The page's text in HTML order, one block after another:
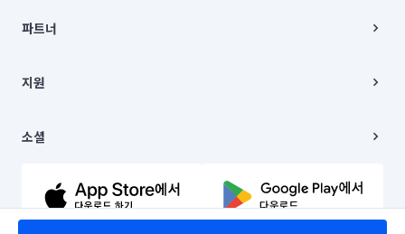
주소 | 본사: 서울특별시 종로구 율곡로 6(중학동, 트윈트리빌딩) B동 5층
컨택센터 : 서울특별시 종로구 수송동 율곡로 24, 7층, 8층 미소
상품, 상품정보, 거래에 관한 의무와 책임은 거래당사자에게 있습니다.
언론 보도 관련 문의:
© 유한회사 미소. Miso, Inc. All Rights Reserved.
채용
파트너
이사
지원
이용약관
문의하기
소셜
유튜브